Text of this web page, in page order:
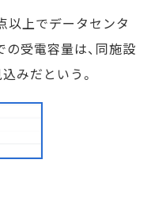
以上でデータセンタ
受電容量は、同施設
みだという。